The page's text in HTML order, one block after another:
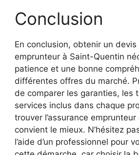
Conclusion
En conclusion, obtenir un devis
emprunteur à Saint-Quentin
patience et une bonne
différentes offres du marché.
de comparer les garanties, les
services inclus dans chaque
trouver l’assurance emprunteur
convient le mieux. N’hésitez
l’aide d’un professionnel pour